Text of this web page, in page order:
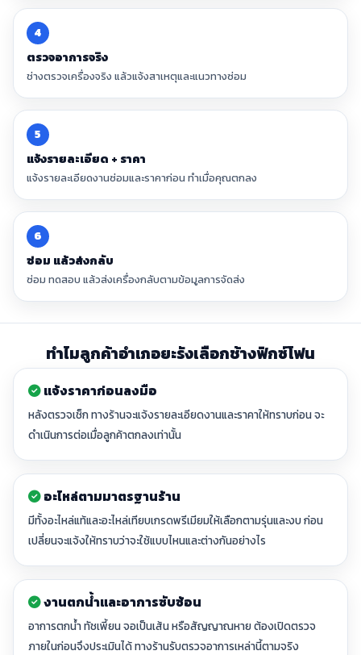
4
ตรวจอาการจริง
ช่างตรวจเครื่องจริง แล้วแจ้งสาเหตุและแนวทางซ่อม
5
แจ้งรายละเอียด + ราคา
แจ้งรายละเอียดงานซ่อมและราคาก่อน ทำเมื่อคุณตกลง
6
ซ่อม แล้วส่งกลับ
ซ่อม ทดสอบ แล้วส่งเครื่องกลับตามข้อมูลการจัดส่ง
ทำไมลูกค้าอำเภอยะรังเลือกช้างฟิกซ์โฟน
แจ้งราคาก่อนลงมือ
หลังตรวจเช็ก ทางร้านจะแจ้งรายละเอียดงานและราคาให้ทราบก่อน จะ
ดำเนินการต่อเมื่อลูกค้าตกลงเท่านั้น
อะไหล่ตามมาตรฐานร้าน
มีทั้งอะไหล่แท้และอะไหล่เทียบเกรดพรีเมียมให้เลือกตามรุ่นและงบ ก่อน
เปลี่ยนจะแจ้งให้ทราบว่าจะใช้แบบไหนและต่างกันอย่างไร
งานตกน้ำและอาการซับซ้อน
อาการตกน้ำ ทัชเพี้ยน จอเป็นเส้น หรือสัญญาณหาย ต้องเปิดตรวจ
ภายในก่อนจึงประเมินได้ ทางร้านรับตรวจอาการเหล่านี้ตามจริง